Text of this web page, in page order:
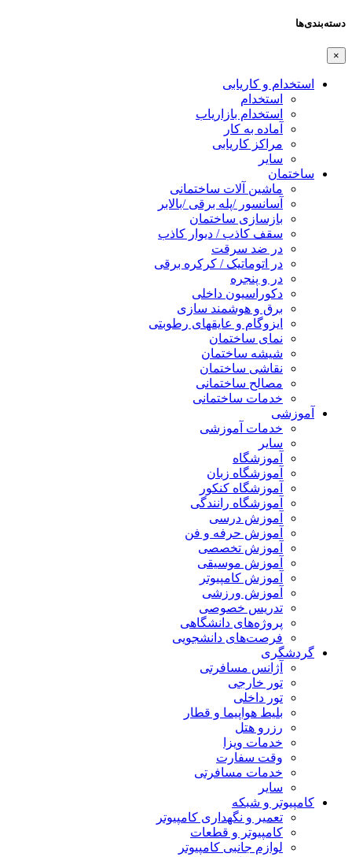
دسته‌بندی‌ها
×
استخدام و کاریابی
استخدام
استخدام بازاریاب
آماده به کار
مراکز کاریابی
سایر
ساختمان
ماشین آلات ساختمانی
آسانسور /پله برقی /بالابر
بازسازی ساختمان
سقف کاذب / دیوار کاذب
در ضد سرقت
در اتوماتیک / کرکره برقی
در و پنجره
دکوراسیون داخلی
برق و هوشمند سازی
ایزوگام و عایقهای رطوبتی
نمای ساختمان
شیشه ساختمان
نقاشی ساختمان
مصالح ساختمانی
خدمات ساختمانی
آموزشی
خدمات آموزشی
سایر
آموزشگاه
آموزشگاه زبان
آموزشگاه کنکور
آموزشگاه رانندگی
آموزش درسی
آموزش حرفه و فن
آموزش تخصصی
آموزش موسیقی
آموزش کامپیوتر
آموزش ورزشی
تدریس خصوصی
پروژه‌های دانشگاهی
فرصت‌های دانشجویی
گردشگری
آژانس مسافرتی
تور خارجی
تور داخلی
بلیط هواپیما و قطار
رزرو هتل
خدمات ویزا
وقت سفارت
خدمات مسافرتی
سایر
کامپیوتر و شبکه
تعمیر و نگهداری کامپیوتر
کامپیوتر و قطعات
لوازم جانبی کامپیوتر